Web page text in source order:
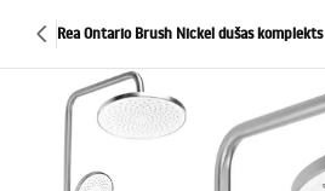
Rea Ontario Brush Nickel dušas komplekts